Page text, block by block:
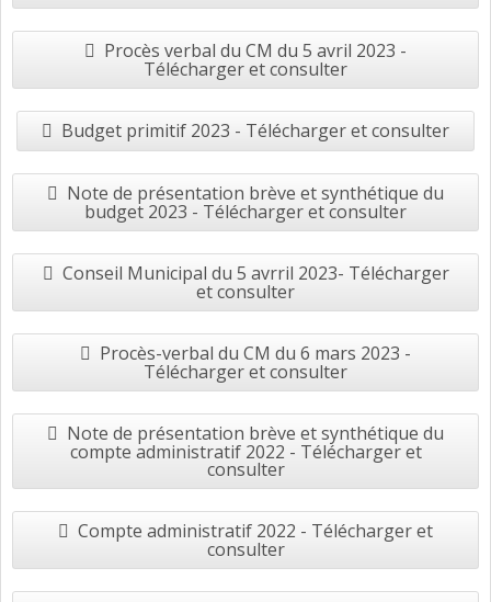
Procès verbal du CM du 5 avril 2023 -
Télécharger et consulter
Budget primitif 2023 - Télécharger et consulter
Note de présentation brève et synthétique du
budget 2023 - Télécharger et consulter
Conseil Municipal du 5 avrril 2023- Télécharger
et consulter
Procès-verbal du CM du 6 mars 2023 -
Télécharger et consulter
Note de présentation brève et synthétique du
compte administratif 2022 - Télécharger et
consulter
Compte administratif 2022 - Télécharger et
consulter